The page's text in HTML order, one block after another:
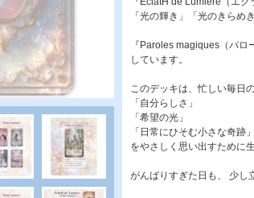
「光の輝き」「光のきらめ
『Paroles magiques（パ
しています。
このデッキは、忙しい毎日
「自分らしさ」
「希望の光」
「日常にひそむ小さな奇跡」
をやさしく思い出すために
がんばりすぎた日も、 少し